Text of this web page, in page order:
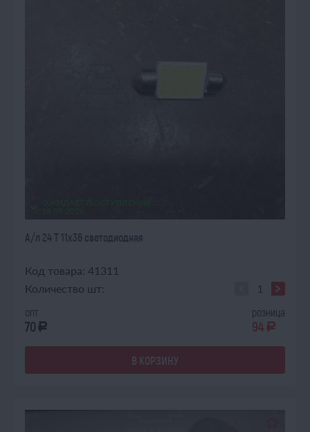
А/л 24 Т 11х36 светодиодная
Код товара: 41311
Количество шт:
опт
70 a
розница
94 a
В КОРЗИНУ